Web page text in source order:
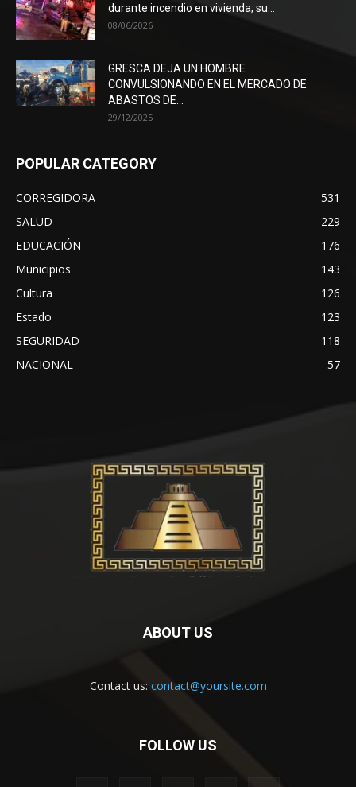
durante incendio en vivienda; su...
08/06/2026
GRESCA DEJA UN HOMBRE
CONVULSIONANDO EN EL MERCADO DE
ABASTOS DE...
29/12/2025
POPULAR CATEGORY
CORREGIDORA
531
SALUD
229
EDUCACIÓN
176
Municipios
143
Cultura
126
Estado
123
SEGURIDAD
118
NACIONAL
57
ABOUT US
Contact us: contact@yoursite.com
FOLLOW US